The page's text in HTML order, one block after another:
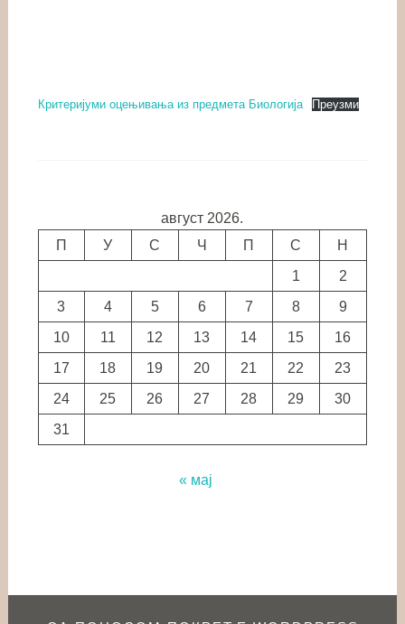
Критеријуми оцењивања из предмета Биологија Преузми
август 2026.
П
У С Ч П С
Н
1
2
3
4 5 6 7 8
9
10
11 12 13 14 15
16
17
18 19 20 21 22
23
24
25 26 27 28 29
30
31
« мај